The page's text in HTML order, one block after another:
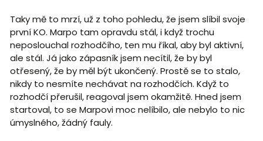
Taky mě to mrzí, už z toho pohledu, že jsem slíbil svoje
první KO. Marpo tam opravdu stál, i když trochu
neposlouchal rozhodčího, ten mu říkal, aby byl aktivní,
ale stál. Já jako zápasník jsem necítil, že by byl
otřesený, že by měl být ukončený. Prostě se to stalo,
nikdy to nesmíte nechávat na rozhodčích. Když to
rozhodčí přerušil, reagoval jsem okamžitě. Hned jsem
startoval, to se Marpovi moc nelíbilo, ale nebylo to nic
úmyslného, žádný fauly.